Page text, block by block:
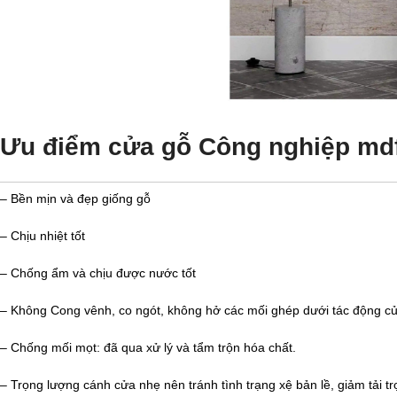
Ưu điểm cửa gỗ Công nghiệp
– Bền mịn và đẹp giống gỗ
– Chịu nhiệt tốt
– Chống ẩm và chịu được nước tốt
– Không Cong vênh, co ngót, không hở các mối ghép dưới tác động
– Chống mối mọt: đã qua xử lý và tẩm trộn hóa chất.
– Trọng lượng cánh cửa nhẹ nên tránh tình trạng xệ bản lề, giảm tải